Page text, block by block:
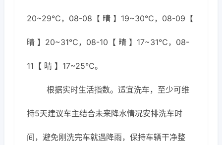
20~29℃，08-08【 晴 】19~30℃，08-09【
晴 】20~31℃，08-10【 晴 】17~31℃，08-
11【 晴 】17~25℃。
根据实时生活指数。适宜洗车，至少可维
持5天建议车主结合未来降水情况安排洗车时
间，避免刚洗完车就遇降雨，保持车辆干净整